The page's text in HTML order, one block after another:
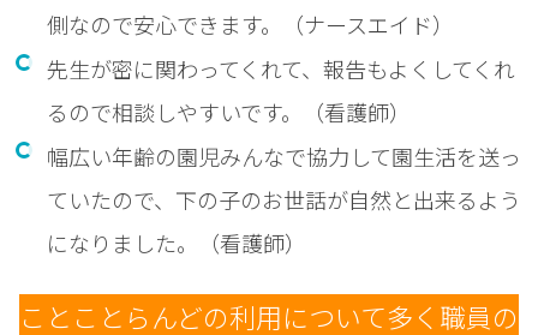
側なので安心できます。（ナースエイド）
先生が密に関わってくれて、報告もよくしてくれ
るので相談しやすいです。（看護師）
幅広い年齢の園児みんなで協力して園生活を送っ
ていたので、下の子のお世話が自然と出来るよう
になりました。（看護師）
ことことらんどの利用について多く職員の